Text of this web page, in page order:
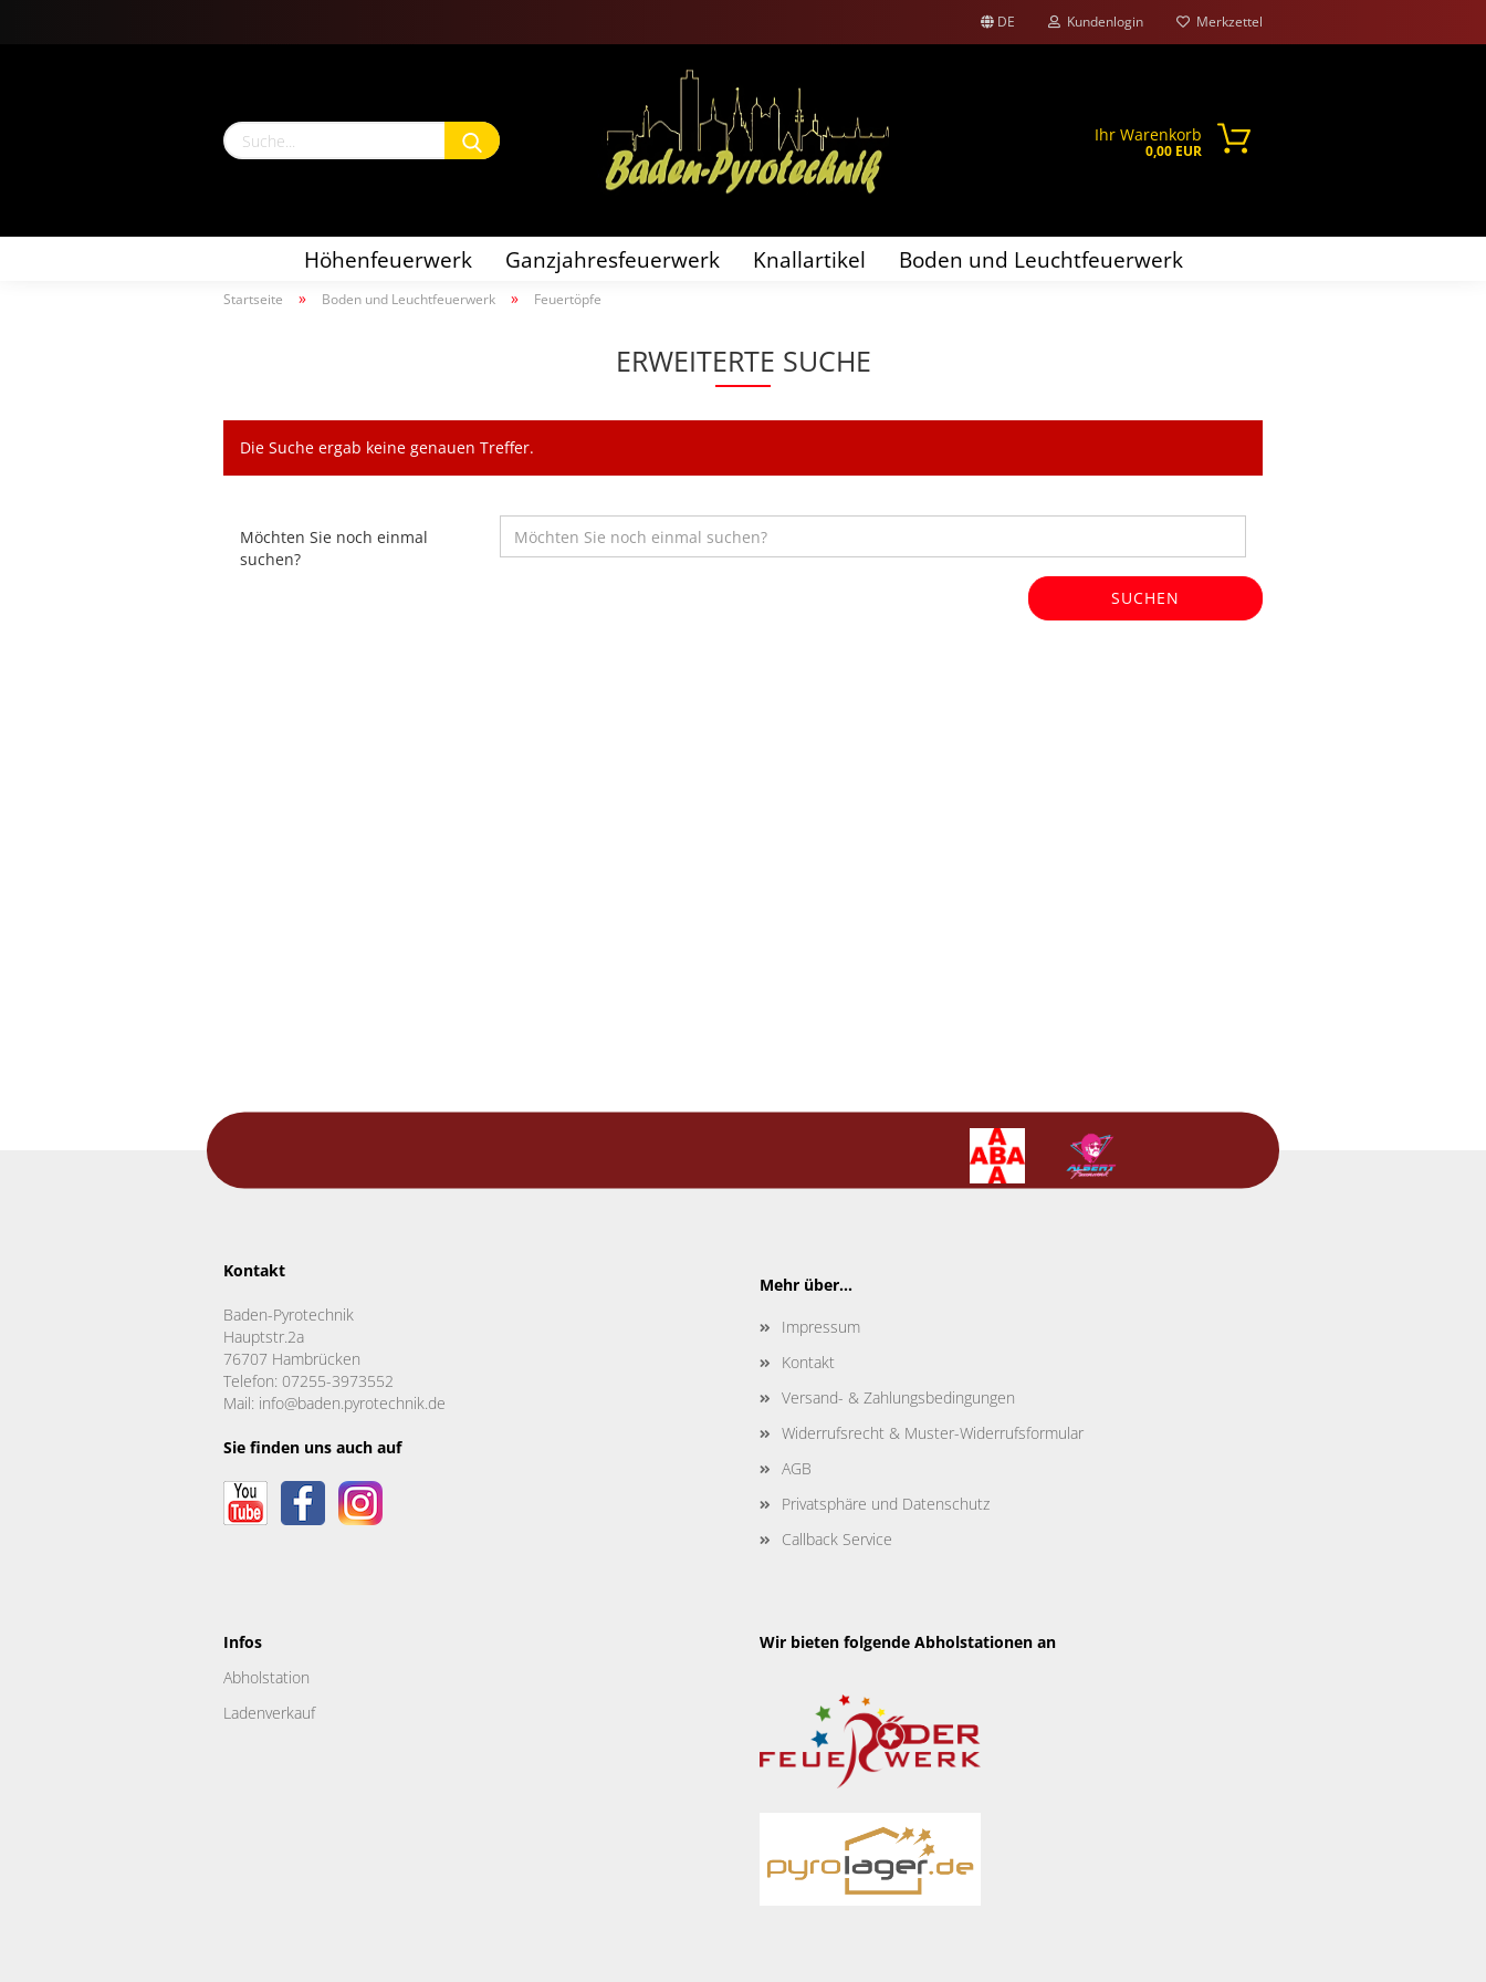
DE
Lieferland
Kundenlogin
Passwort vergessen?
Merkzettel
Ihr Warenkorb
0,00 EUR
Höhenfeuerwerk Ganzjahresfeuerwerk Knallartikel Boden und Leuchtfeuerwerk
Startseite » Boden und Leuchtfeuerwerk » Feuertöpfe
ERWEITERTE SUCHE
Die Suche ergab keine genauen Treffer.
Möchten Sie noch einmal
suchen?
SUCHEN
Kontakt
Baden-Pyrotechnik
Hauptstr.2a
76707 Hambrücken
Telefon: 07255-3973552
Mail: info@baden.pyrotechnik.de
Sie finden uns auch auf
Mehr über...
Impressum
Kontakt
Versand- & Zahlungsbedingungen
Widerrufsrecht & Muster-Widerrufsformular
AGB
Privatsphäre und Datenschutz
Callback Service
Infos
Abholstation
Ladenverkauf
Wir bieten folgende Abholstationen an